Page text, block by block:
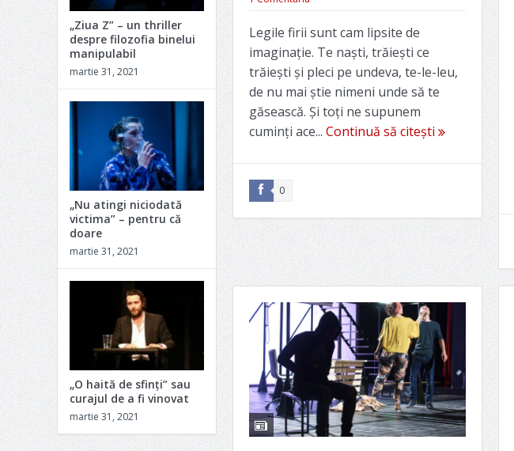
Legile firii sunt cam lipsite de
imaginaţie. Te naşti, trăieşti ce
trăieşti şi pleci pe undeva, te-le-leu,
de nu mai ştie nimeni unde să te
găsească. Şi toţi ne supunem
cuminţi ace... Continuă să citești
0
„Ziua Z” – un thriller
despre filozofia binelui
manipulabil
martie 31, 2021
„Nu atingi niciodată
victima” – pentru că
doare
martie 31, 2021
„O haită de sfinți” sau
curajul de a fi vinovat
martie 31, 2021